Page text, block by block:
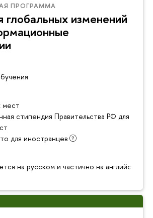
ПРОГРАММА
глобальных изменений
мест
стипендия Правительства РФ для
для иностранцев
на русском и частично на английском